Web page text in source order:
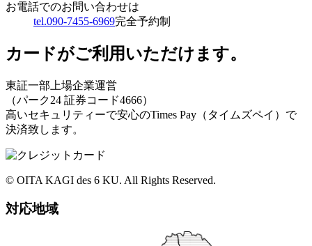
お電話でのお問い合わせは
tel.090-7455-6969完全予約制
カードがご利用いただけます。
東証一部上場企業運営
（パーク24 証券コード4666）
高いセキュリティーで安心のTimes Pay（タイムズペイ）で
決済致します。
© OITA KAGI des 6 KU. All Rights Reserved.
対応地域